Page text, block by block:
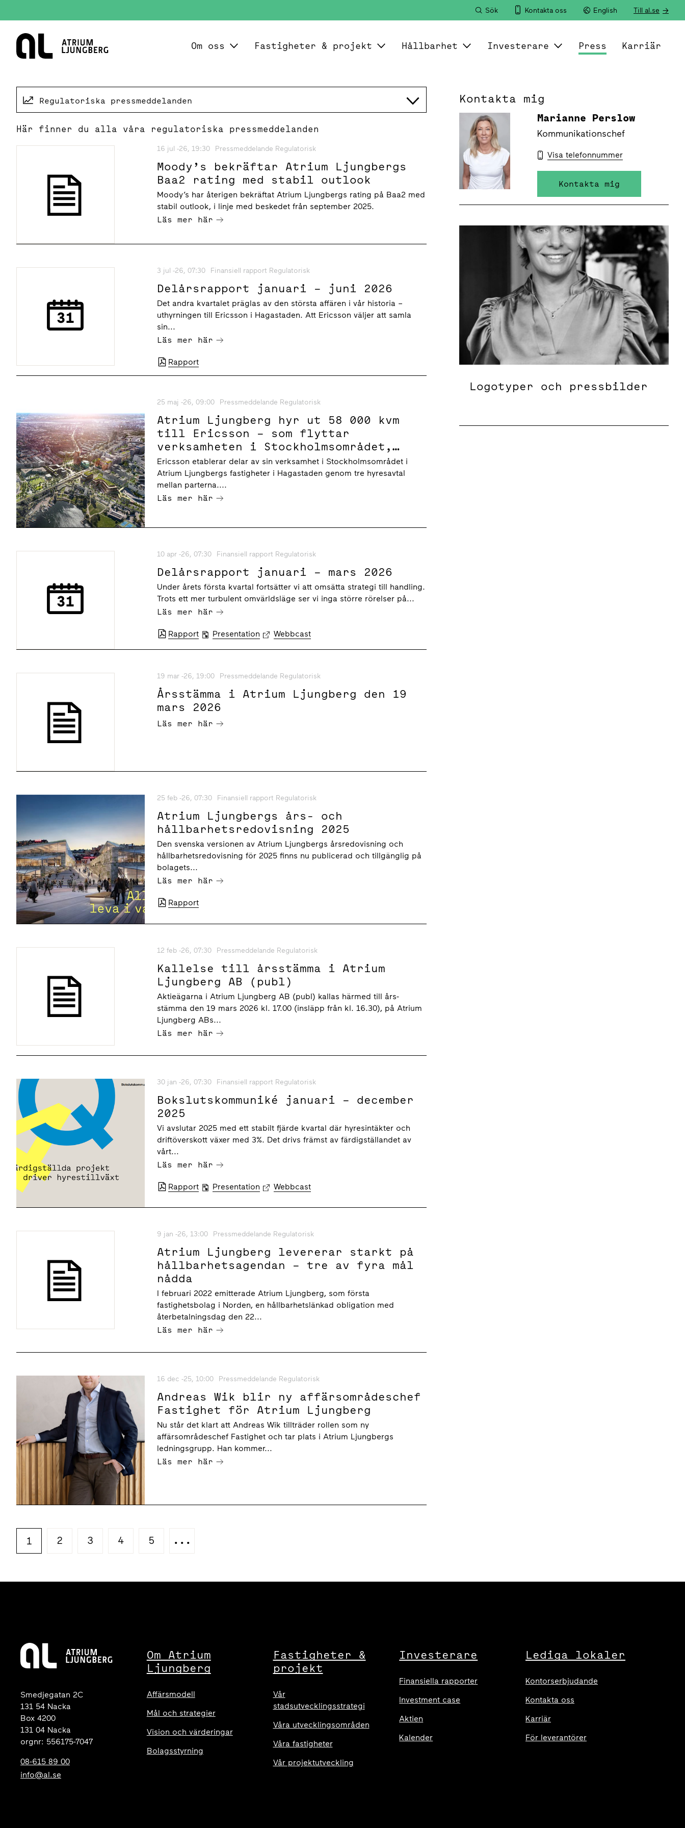
Sök Kontakta oss English Till al.se
Hem
Om oss Fastigheter & projekt Hållbarhet Investerare Press Karriär
Regulatoriska pressmeddelanden
Här finner du alla våra regulatoriska pressmeddelanden
16 jul -26, 19:30 Pressmeddelande Regulatorisk
Moody’s bekräftar Atrium Ljungbergs
Baa2 rating med stabil outlook
Moody’s har återigen bekräftat Atrium Ljungbergs rating på Baa2 med
stabil outlook, i linje med beskedet från september 2025.
Läs mer här
3 jul -26, 07:30 Finansiell rapport Regulatorisk
Delårsrapport januari – juni 2026
Det andra kvartalet präglas av den största affären i vår historia –
uthyrningen till Ericsson i Hagastaden. Att Ericsson väljer att samla
sin...
Läs mer här
Rapport
25 maj -26, 09:00 Pressmeddelande Regulatorisk
Atrium Ljungberg hyr ut 58 000 kvm
till Ericsson – som flyttar
verksamheten i Stockholmsområdet,
inklusive huvudkontoret, till
Hagastaden
Ericsson etablerar delar av sin verksamhet i Stockholmsområdet i
Atrium Ljungbergs fastigheter i Hagastaden genom tre hyresavtal
mellan parterna....
Läs mer här
10 apr -26, 07:30 Finansiell rapport Regulatorisk
Delårsrapport januari – mars 2026
Under årets första kvartal fortsätter vi att omsätta strategi till handling.
Trots ett mer turbulent omvärldsläge ser vi inga större rörelser på...
Läs mer här
Rapport Presentation Webbcast
19 mar -26, 19:00 Pressmeddelande Regulatorisk
Årsstämma i Atrium Ljungberg den 19
mars 2026
Läs mer här
25 feb -26, 07:30 Finansiell rapport Regulatorisk
Atrium Ljungbergs års- och
hållbarhetsredovisning 2025
Den svenska versionen av Atrium Ljungbergs årsredovisning och
hållbarhetsredovisning för 2025 finns nu publicerad och tillgänglig på
bolagets...
Läs mer här
Rapport
12 feb -26, 07:30 Pressmeddelande Regulatorisk
Kallelse till årsstämma i Atrium
Ljungberg AB (publ)
Aktieägarna i Atrium Ljungberg AB (publ) kallas härmed till års­
stämma den 19 mars 2026 kl. 17.00 (insläpp från kl. 16.30), på Atrium
Ljungberg ABs...
Läs mer här
30 jan -26, 07:30 Finansiell rapport Regulatorisk
Bokslutskommuniké januari – december
2025
Vi avslutar 2025 med ett stabilt fjärde kvartal där hyresintäkter och
driftöverskott växer med 3%. Det drivs främst av färdigställandet av
vårt...
Läs mer här
Rapport Presentation Webbcast
9 jan -26, 13:00 Pressmeddelande Regulatorisk
Atrium Ljungberg levererar starkt på
hållbarhetsagendan – tre av fyra mål
nådda
I februari 2022 emitterade Atrium Ljungberg, som första
fastighetsbolag i Norden, en hållbarhetslänkad obligation med
återbetalningsdag den 22...
Läs mer här
16 dec -25, 10:00 Pressmeddelande Regulatorisk
Andreas Wik blir ny affärsområdeschef
Fastighet för Atrium Ljungberg
Nu står det klart att Andreas Wik tillträder rollen som ny
affärsområdeschef Fastighet och tar plats i Atrium Ljungbergs
ledningsgrupp. Han kommer...
Läs mer här
1 2 3 4 5 ...
Kontakta mig
Marianne Perslow
Kommunikationschef
Visa telefonnummer
Kontakta mig
Logotyper och pressbilder
Logotyper och pressbilder
Smedjegatan 2C
131 54 Nacka
Box 4200
131 04 Nacka
orgnr: 556175-7047
08-615 89 00
info@al.se
Om Atrium
Ljungberg
Affärsmodell
Mål och strategier
Vision och värderingar
Bolagsstyrning
Fastigheter &
projekt
Vår
stadsutvecklingsstrategi
Våra utvecklingsområden
Våra fastigheter
Vår projektutveckling
Investerare
Finansiella rapporter
Investment case
Aktien
Kalender
Lediga lokaler
Kontorserbjudande
Kontakta oss
Karriär
För leverantörer